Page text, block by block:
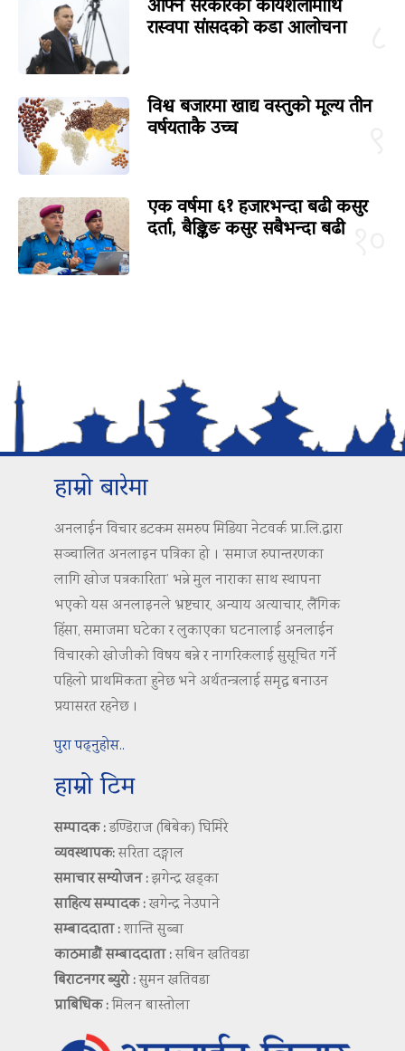
आफ्नै सरकारको कार्यशैलीमाथि
रास्वपा सांसदको कडा आलोचना
विश्व बजारमा खाद्य वस्तुको मूल्य तीन
वर्षयताकै उच्च
एक वर्षमा ६१ हजारभन्दा बढी कसुर
दर्ता, बैङ्किङ कसुर सबैभन्दा बढी
हाम्रो बारेमा
अनलाईन विचार डटकम समरुप मिडिया नेटवर्क प्रा.लि.द्वारा
सञ्चालित अनलाइन पत्रिका हो । ‘समाज रुपान्तरणका
लागि खोज पत्रकारिता’ भन्ने मुल नाराका साथ स्थापना
भएको यस अनलाइनले भ्रष्टचार, अन्याय अत्याचार, लैंगिक
हिंसा, समाजमा घटेका र लुकाएका घटनालाई अनलाईन
विचारको खोजीको विषय बन्ने र नागरिकलाई सुसूचित गर्ने
पहिलो प्राथमिकता हुनेछ भने अर्थतन्त्रलाई समृद्ध बनाउन
प्रयासरत रहनेछ ।
पुरा पढ्नुहोस..
हाम्रो टिम
सम्पादक :डण्डिराज (बिबेक) घिमिरे
व्यवस्थापक:सरिता दङ्गाल
समाचार सम्योजन :झगेन्द्र खड्का
साहित्य सम्पादक :खगेन्द्र नेउपाने
सम्बाददाता :शान्ति सुब्बा
काठमाडौं सम्बाददाता :सबिन खतिवडा
बिराटनगर ब्युरो :सुमन खतिवडा
प्राबिधिक :मिलन बास्तोला